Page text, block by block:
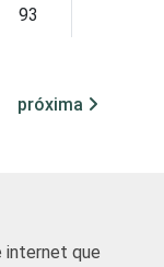
93
próxima
internet que